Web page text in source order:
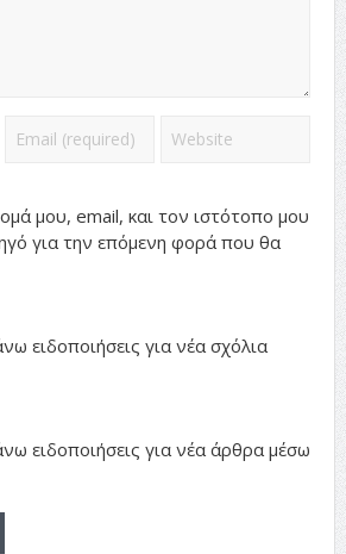
μου, email, και τον ιστότοπο μου
για την επόμενη φορά που θα
ειδοποιήσεις για νέα σχόλια
ειδοποιήσεις για νέα άρθρα μέσω